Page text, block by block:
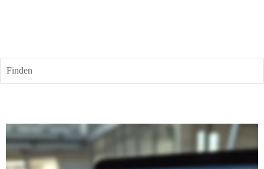
Finden
5. November 2024